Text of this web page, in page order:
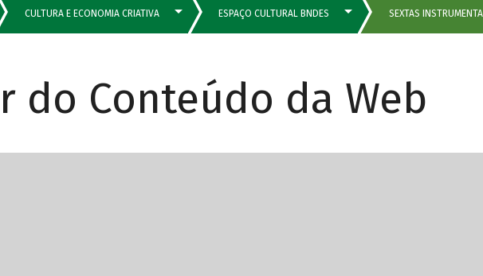
do Conteúdo da Web
Principais com